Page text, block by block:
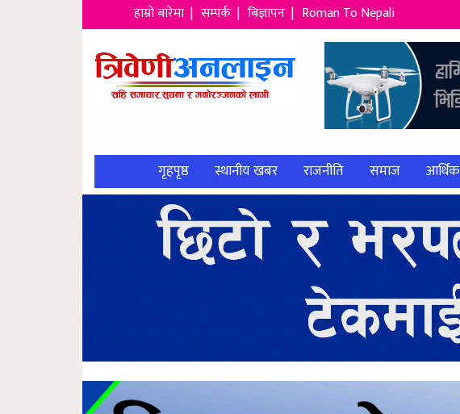
हाम्रो बारेमा | सम्पर्क | बिज्ञापन | Roman To Nepali
गृहपृष्ठ स्थानीय खबर राजनीति समाज आर्थिक